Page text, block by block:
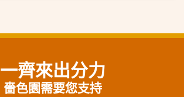
一齊來出分力
嗇色園需要您支持